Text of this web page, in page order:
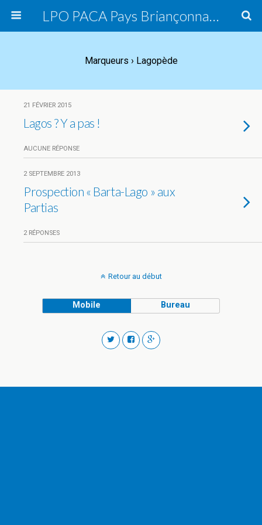
LPO PACA Pays Briançonnais, groupe local
Marqueurs › Lagopède
21 FÉVRIER 2015
Lagos ? Y a pas !
AUCUNE RÉPONSE
2 SEPTEMBRE 2013
Prospection « Barta-Lago » aux
Partias
2 RÉPONSES
Retour au début
Mobile Bureau